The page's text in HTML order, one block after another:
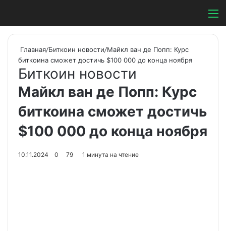
Switch skin
Главная/Биткоин новости/Майкл ван де Попп: Курс
биткоина сможет достичь $100 000 до конца ноября
Биткоин новости
Майкл ван де Попп: Курс
биткоина сможет достичь
$100 000 до конца ноября
10.11.2024 0 79 1 минута на чтение